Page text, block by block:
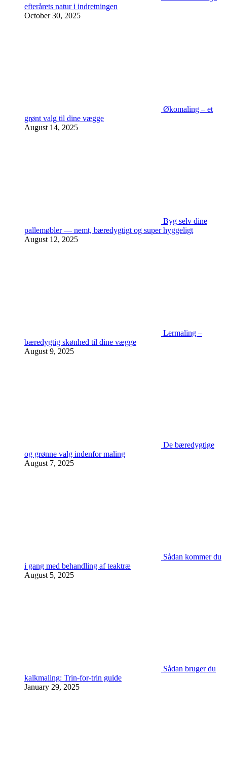
efterårets natur i indretningen
October 30, 2025
Økomaling – et
grønt valg til dine vægge
August 14, 2025
Byg selv dine
pallemøbler — nemt, bæredygtigt og super hyggeligt
August 12, 2025
Lermaling –
bæredygtig skønhed til dine vægge
August 9, 2025
De bæredygtige
og grønne valg indenfor maling
August 7, 2025
Sådan kommer du
i gang med behandling af teaktræ
August 5, 2025
Sådan bruger du
kalkmaling: Trin-for-trin guide
January 29, 2025